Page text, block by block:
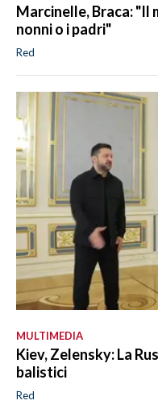
Marcinelle, Braca: "Il
nonni o i padri"
Red
MULTIMEDIA
Kiev, Zelensky: La
balistici
Red